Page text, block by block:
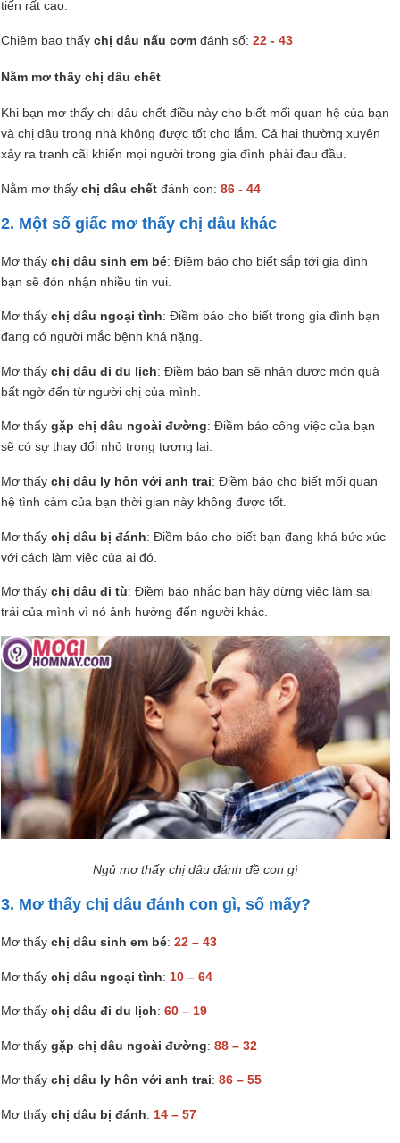
tiến rất cao.
Chiêm bao thấy chị dâu nấu cơm đánh số: 22 - 43
Nằm mơ thấy chị dâu chết
Khi bạn mơ thấy chị dâu chết điều này cho biết mối quan hệ của bạn
và chị dâu trong nhà không được tốt cho lắm. Cả hai thường xuyên
xảy ra tranh cãi khiến mọi người trong gia đình phải đau đầu.
Nằm mơ thấy chị dâu chết đánh con: 86 - 44
2. Một số giấc mơ thấy chị dâu khác
Mơ thấy chị dâu sinh em bé: Điềm báo cho biết sắp tới gia đình
bạn sẽ đón nhận nhiều tin vui.
Mơ thấy chị dâu ngoại tình: Điềm báo cho biết trong gia đình bạn
đang có người mắc bệnh khá nặng.
Mơ thấy chị dâu đi du lịch: Điềm báo bạn sẽ nhận được món quà
bất ngờ đến từ người chị của mình.
Mơ thấy gặp chị dâu ngoài đường: Điềm báo công việc của bạn
sẽ có sự thay đổi nhỏ trong tương lai.
Mơ thấy chị dâu ly hôn với anh trai: Điềm báo cho biết mối quan
hệ tình cảm của bạn thời gian này không được tốt.
Mơ thấy chị dâu bị đánh: Điềm báo cho biết bạn đang khá bức xúc
với cách làm việc của ai đó.
Mơ thấy chị dâu đi tù: Điềm báo nhắc bạn hãy dừng việc làm sai
trái của mình vì nó ảnh hưởng đến người khác.
Ngủ mơ thấy chị dâu đánh đề con gì
3. Mơ thấy chị dâu đánh con gì, số mấy?
Mơ thấy chị dâu sinh em bé: 22 – 43
Mơ thấy chị dâu ngoại tình: 10 – 64
Mơ thấy chị dâu đi du lịch: 60 – 19
Mơ thấy gặp chị dâu ngoài đường: 88 – 32
Mơ thấy chị dâu ly hôn với anh trai: 86 – 55
Mơ thấy chị dâu bị đánh: 14 – 57